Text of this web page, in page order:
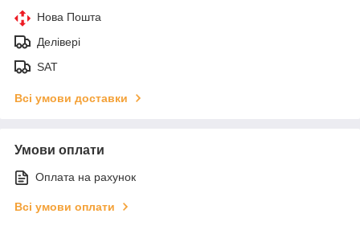
Нова Пошта
Делівері
SAT
Всі умови доставки
Умови оплати
Оплата на рахунок
Всі умови оплати